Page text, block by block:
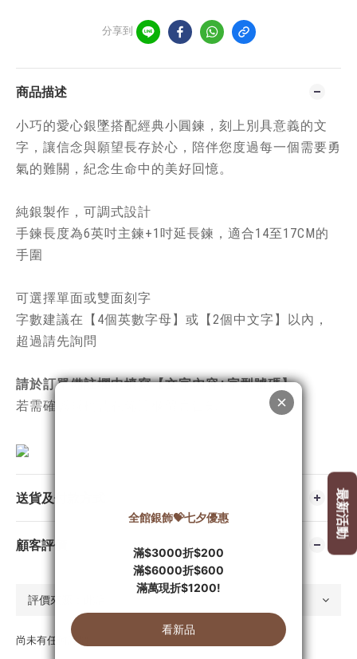
分享到
商品描述
小巧的愛心銀墜搭配經典小圓鍊，刻上別具意義的文
字，讓信念與願望長存於心，陪伴您度過每一個需要勇
氣的難關，紀念生命中的美好回憶。
純銀製作，可調式設計
手鍊長度為6英吋主鍊+1吋延長鍊，適合14至17CM的
手圍
可選擇單面或雙面刻字
字數建議在【4個英數字母】或【2個中文字】以內，
超過請先詢問
請於訂單備註欄中填寫【文字內容+字型號碼】
若需確認圖稿請在備註欄留言告知
送貨及付款方式
顧客評價
尚未有任何評價